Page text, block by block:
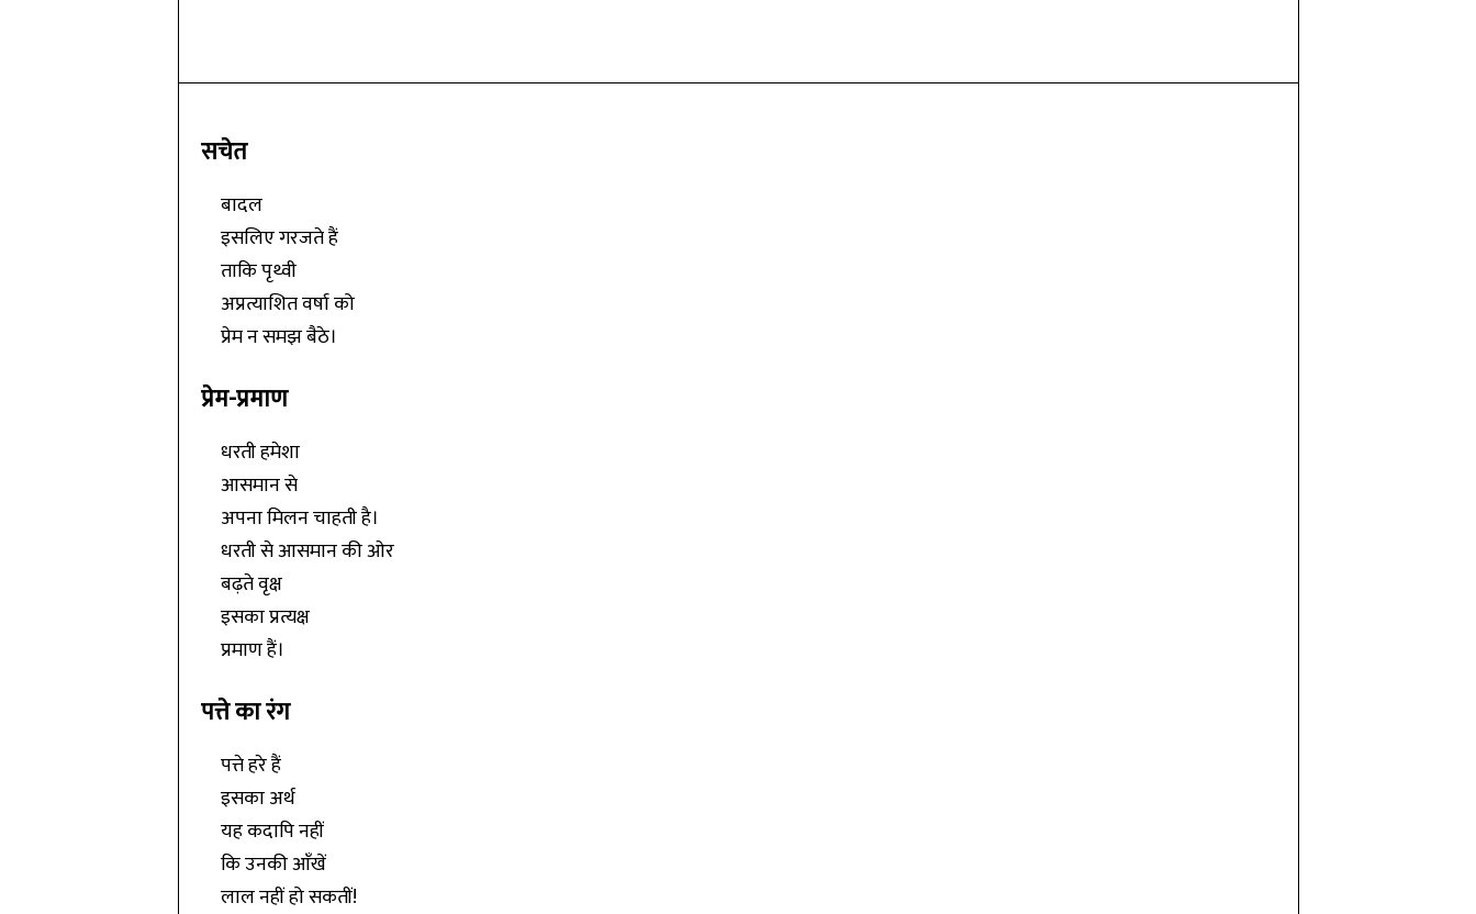
सचेत
बादल
इसलिए गरजते हैं
ताकि पृथ्वी
अप्रत्याशित वर्षा को
प्रेम न समझ बैठे।
प्रेम-प्रमाण
धरती हमेशा
आसमान से
अपना मिलन चाहती है।
धरती से आसमान की ओर
बढ़ते वृक्ष
इसका प्रत्यक्ष
प्रमाण हैं।
पत्ते का रंग
पत्ते हरे हैं
इसका अर्थ
यह कदापि नहीं
कि उनकी आँखें
लाल नहीं हो सकतीं!